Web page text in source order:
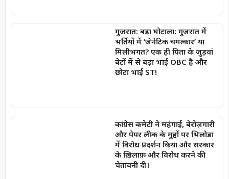
गुजरात: बड़ा घोटाला: गुजरात में
भर्तियों में ‘जेनेटिक चमत्कार’ या
मिलीभगत? एक ही पिता के जुड़वां
बेटों में से बड़ा भाई OBC है और
छोटा भाई ST!
कांग्रेस कमेटी ने महंगाई, बेरोज़गारी
और पेपर लीक के मुद्दों पर भिलोडा
में विरोध प्रदर्शन किया और सरकार
के ख़िलाफ़ और विरोध करने की
चेतावनी दी।